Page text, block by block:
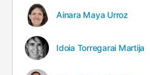
Ainara Maya Urroz
Idoia Torregarai Martija